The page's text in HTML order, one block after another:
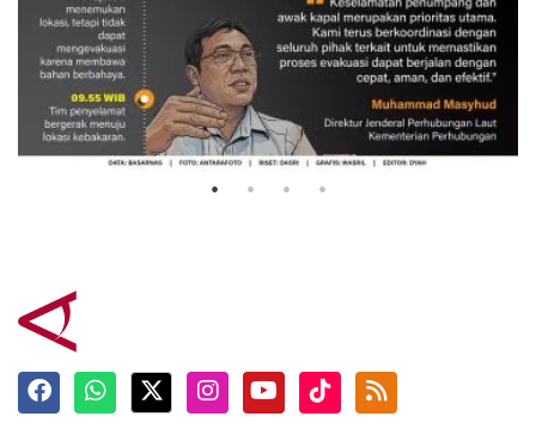
Evakuasi korban kebakaran KM
Mutiara Sentosa 2
3 Agustus 2026